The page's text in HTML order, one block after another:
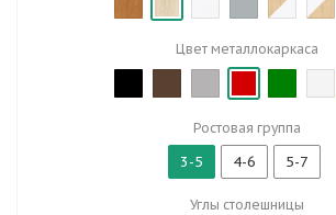
Цвет металлокаркаса
Ростовая группа
3-5 4-6 5-7
Углы столешницы